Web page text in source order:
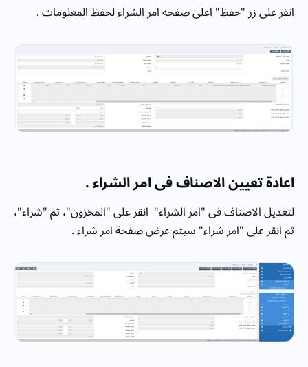
انقر على زر "حفظ" اعلى صفحه امر الشراء لحفظ المعلومات .
اعادة تعيين الاصناف فى امر الشراء .
لتعديل الاصناف فى "امر الشراء" انقر على "المخزون"، ثم "شراء"،
ثم انقر على "امر شراء" سيتم عرض صفحة امر شراء .